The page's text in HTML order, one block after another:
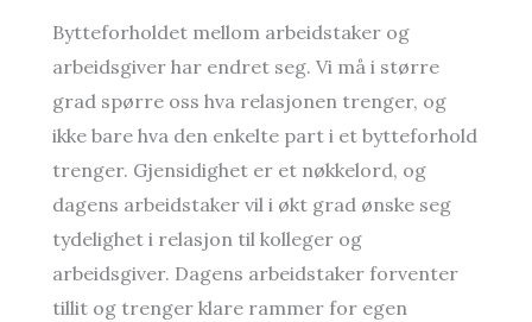
Bytteforholdet mellom arbeidstaker og
arbeidsgiver har endret seg. Vi må i større
grad spørre oss hva relasjonen trenger, og
ikke bare hva den enkelte part i et bytteforhold
trenger. Gjensidighet er et nøkkelord, og
dagens arbeidstaker vil i økt grad ønske seg
tydelighet i relasjon til kolleger og
arbeidsgiver. Dagens arbeidstaker forventer
tillit og trenger klare rammer for egen